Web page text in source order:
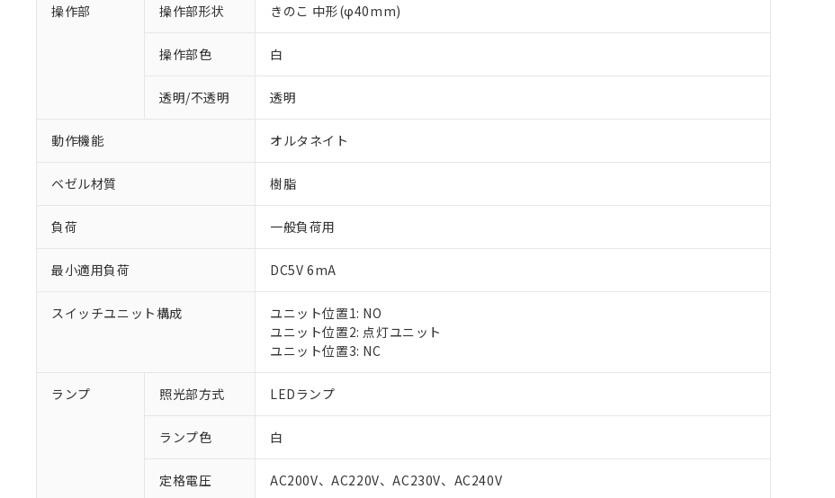
操作部 操作部形状 きのこ 中形(φ40mm)
操作部色 白
透明/不透明 透明
動作機能 オルタネイト
ベゼル材質 樹脂
負荷 一般負荷用
最小適用負荷 DC5V 6mA
スイッチユニット構成
ユニット位置1: NO
ユニット位置2: 点灯ユニット
ユニット位置3: NC
ランプ 照光部方式 LEDランプ
ランプ色 白
定格電圧 AC200V、AC220V、AC230V、AC240V